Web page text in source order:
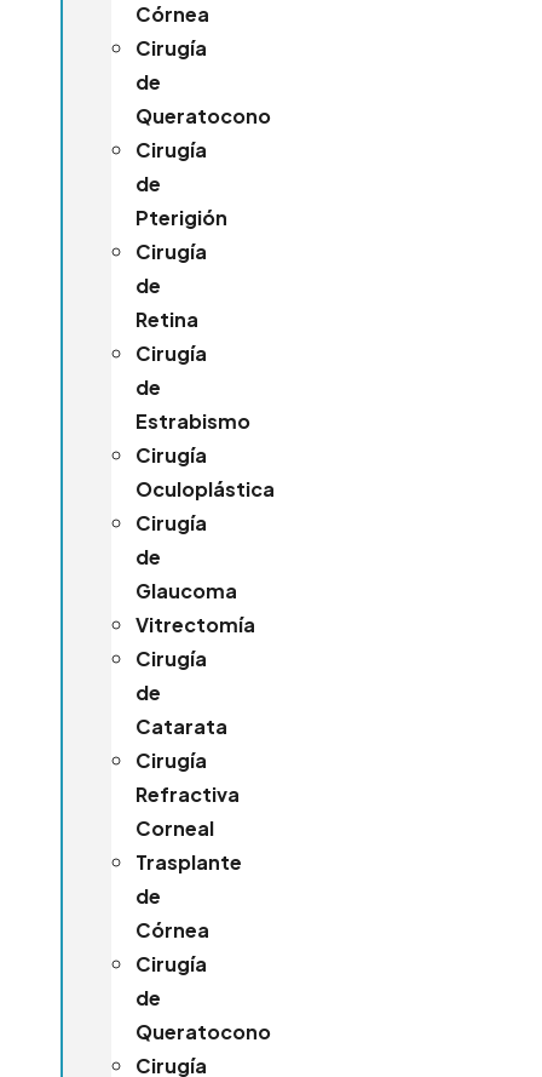
Córnea
Cirugía
de
Queratocono
Cirugía
de
Pterigión
Cirugía
de
Retina
Cirugía
de
Estrabismo
Cirugía
Oculoplástica
Cirugía
de
Glaucoma
Vitrectomía
Cirugía
de
Catarata
Cirugía
Refractiva
Corneal
Trasplante
de
Córnea
Cirugía
de
Queratocono
Cirugía